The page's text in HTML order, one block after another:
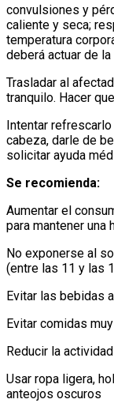
convulsiones y
caliente y seca;
temperatura
deberá actuar de
Trasladar al
tranquilo. Hacer
Intentar
cabeza, darle de
solicitar ayuda
Se recomienda:
Aumentar el
para mantener una
No exponerse al
(entre las 11 y las
Evitar las bebidas
Evitar comidas
Reducir la
Usar ropa ligera,
anteojos oscuros